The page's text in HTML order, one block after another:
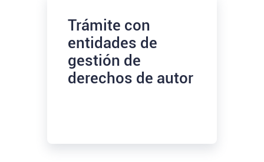
Trámite con
entidades de
gestión de
derechos de autor